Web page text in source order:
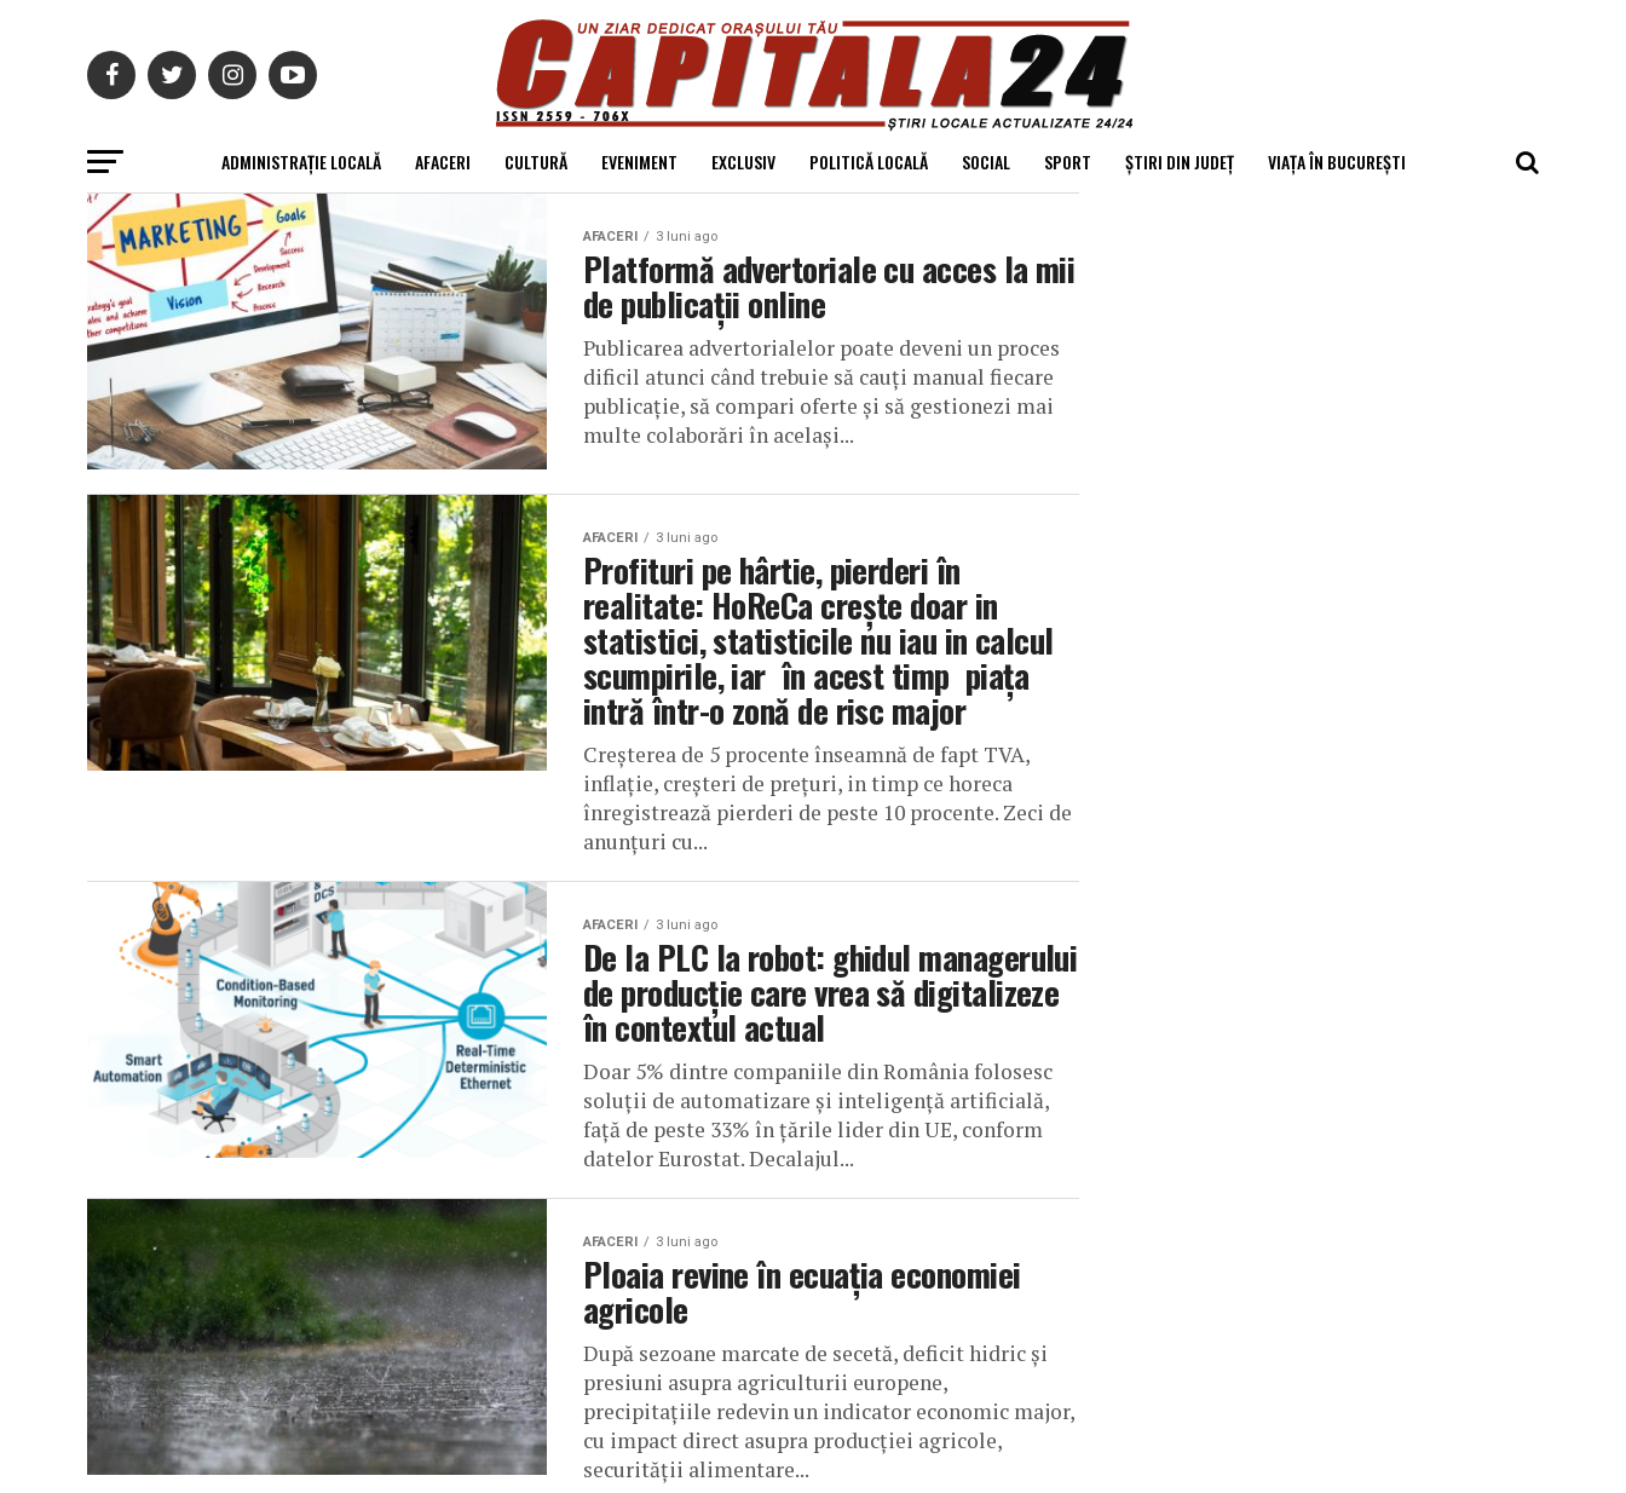
ADMINISTRAȚIE LOCALĂ AFACERI CULTURĂ EVENIMENT EXCLUSIV POLITICĂ LOCALĂ SOCIAL SPORT ȘTIRI DIN JUDEȚ VIAȚA ÎN BUCUREȘTI
AFACERI 3 luni ago
Platformă advertoriale cu acces la mii
de publicații online
Publicarea advertorialelor poate deveni un proces
dificil atunci când trebuie să cauți manual fiecare
publicație, să compari oferte și să gestionezi mai
multe colaborări în același...
AFACERI 3 luni ago
Profituri pe hârtie, pierderi în
realitate: HoReCa crește doar in
statistici, statisticile nu iau in calcul
scumpirile, iar în acest timp piața
intră într-o zonă de risc major
Creșterea de 5 procente înseamnă de fapt TVA,
inflație, creșteri de prețuri, in timp ce horeca
înregistrează pierderi de peste 10 procente. Zeci de
anunțuri cu...
AFACERI 3 luni ago
De la PLC la robot: ghidul managerului
de producție care vrea să digitalizeze
în contextul actual
Doar 5% dintre companiile din România folosesc
soluții de automatizare și inteligență artificială,
față de peste 33% în țările lider din UE, conform
datelor Eurostat. Decalajul...
AFACERI 3 luni ago
Ploaia revine în ecuația economiei
agricole
După sezoane marcate de secetă, deficit hidric și
presiuni asupra agriculturii europene,
precipitațiile redevin un indicator economic major,
cu impact direct asupra producției agricole,
securității alimentare...